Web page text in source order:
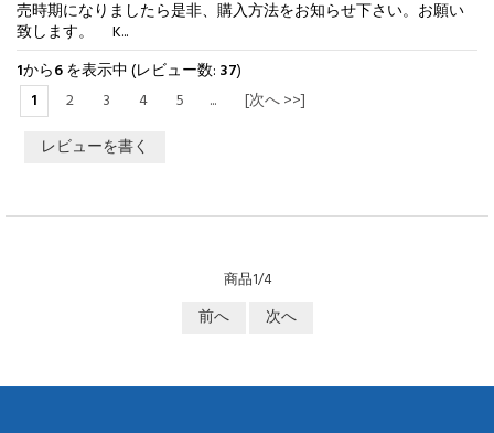
売時期になりましたら是非、購入方法をお知らせ下さい。お願い
致します。 K...
1から6を表示中 (レビュー数: 37)
1
2 3 4 5 ...
[次へ >>]
レビューを書く
商品1/4
前へ 次へ